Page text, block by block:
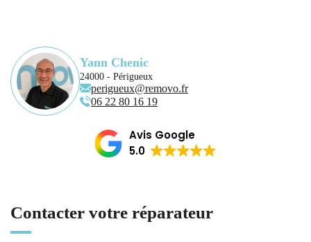
Yann Chenic
24000 - Périgueux
perigueux@removo.fr
06 22 80 16 19
Avis Google
5.0
Contacter votre réparateur